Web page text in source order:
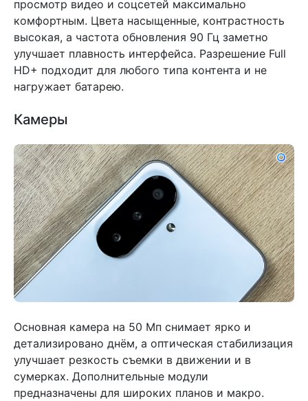
просмотр видео и соцсетей максимально
комфортным. Цвета насыщенные, контрастность
высокая, а частота обновления 90 Гц заметно
улучшает плавность интерфейса. Разрешение Full
HD+ подходит для любого типа контента и не
нагружает батарею.
Камеры
Основная камера на 50 Мп снимает ярко и
детализировано днём, а оптическая стабилизация
улучшает резкость съемки в движении и в
сумерках. Дополнительные модули
предназначены для широких планов и макро.